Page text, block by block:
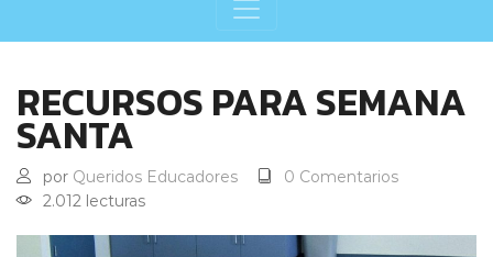
RECURSOS PARA SEMANA
SANTA
por Queridos Educadores
0 Comentarios
2.012 lecturas